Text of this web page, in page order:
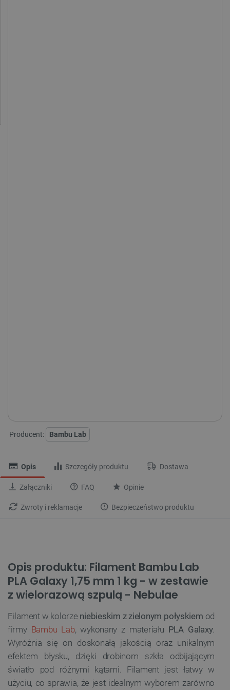
Producent: Bambu Lab
Opis Szczegóły produktu Dostawa
Załączniki FAQ Opinie
Zwroty i reklamacje Bezpieczeństwo produktu
Opis produktu: Filament Bambu Lab
PLA Galaxy 1,75 mm 1 kg - w zestawie
z wielorazową szpulą - Nebulae
Filament w kolorze niebieskim z zielonym połyskiem od
firmy Bambu Lab, wykonany z materiału PLA Galaxy.
Wyróżnia się on doskonałą jakością oraz unikalnym
efektem błysku, dzięki drobinom szkła odbijającym
światło pod różnymi kątami. Filament jest łatwy w
użyciu, co sprawia, że jest idealnym wyborem zarówno